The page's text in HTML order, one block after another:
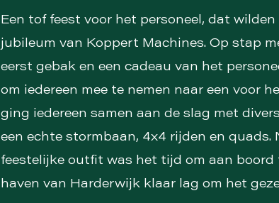
Een tof feest voor het personeel, dat
jubileum van Koppert Machines. Op stap
eerst gebak en een cadeau van het
om iedereen mee te nemen naar een voor
ging iedereen samen aan de slag met
een echte stormbaan, 4x4 rijden en
feestelijke outfit was het tijd om aan
haven van Harderwijk klaar lag om het